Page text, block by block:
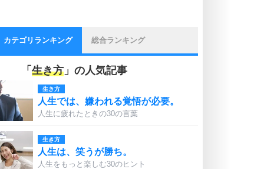
カテゴリランキング 総合ランキング
「 生き方 」の人気記事
生き方
人生では、嫌われる覚悟が必要。
人生に疲れたときの30の言葉
生き方
人生は、笑うが勝ち。
人生をもっと楽しむ30のヒント